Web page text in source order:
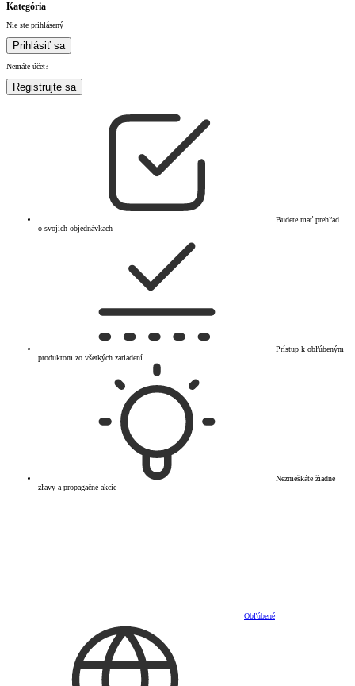
Kategória
Nie ste prihlásený
Prihlásiť sa
Nemáte účet?
Registrujte sa
Budete mať prehľad
o svojich objednávkach
Prístup k obľúbeným
produktom zo všetkých zariadení
Nezmeškáte žiadne
zľavy a propagačné akcie
Obľúbené